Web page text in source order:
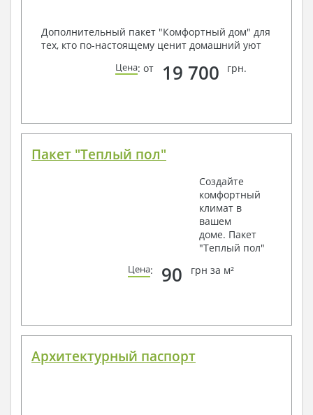
Дополнительный пакет "Комфортный дом" для
тех, кто по-настоящему ценит домашний уют
Цена: от 19 700 грн.
Пакет "Теплый пол"
Создайте
комфортный
климат в
вашем
доме. Пакет
"Теплый пол"
Цена: 90 грн за м²
Архитектурный паспорт